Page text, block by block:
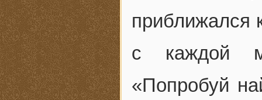
приближался
с каждой
«Попробуй